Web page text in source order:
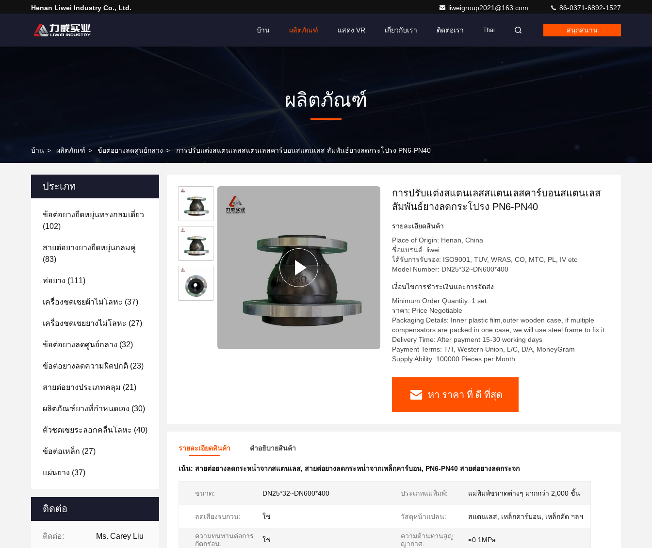
Henan Liwei Industry Co., Ltd. liweigroup2021@163.com 86-0371-6892-1527
บ้าน ผลิตภัณฑ์ แสดง VR เกี่ยวกับเรา ติดต่อเรา Thai สนุกสนาน
ผลิตภัณฑ์
บ้าน > ผลิตภัณฑ์ > ข้อต่อยางลดศูนย์กลาง > การปรับแต่งสแตนเลสสแตนเลสคาร์บอนสแตนเลส สัมพันธ์ยางลดกระโปรง PN6-PN40
ประเภท
ข้อต่อยางยืดหยุ่นทรงกลมเดี่ยว
(102)
สายต่อยางยางยืดหยุ่นกลมคู่
(83)
ท่อยาง (111)
เครื่องชดเชยผ้าไม่โลหะ (37)
เครื่องชดเชยยางไม่โลหะ (27)
ข้อต่อยางลดศูนย์กลาง (32)
ข้อต่อยางลดความผิดปกติ (23)
สายต่อยางประเภทคลุม (21)
ผลิตภัณฑ์ยางที่กําหนดเอง (30)
ตัวชดเชยระลอกคลื่นโลหะ (40)
ข้อต่อเหล็ก (27)
แผ่นยาง (37)
ติดต่อ
ติดต่อ: Ms. Carey Liu
การปรับแต่งสแตนเลสสแตนเลสคาร์บอนสแตนเลส
สัมพันธ์ยางลดกระโปรง PN6-PN40
รายละเอียดสินค้า
Place of Origin: Henan, China
ชื่อแบรนด์: liwei
ได้รับการรับรอง: ISO9001, TUV, WRAS, CO, MTC, PL, IV etc
Model Number: DN25*32~DN600*400
เงื่อนไขการชําระเงินและการจัดส่ง
Minimum Order Quantity: 1 set
ราคา: Price Negotiable
Packaging Details: Inner plastic film,outer wooden case, if multiple
compensators are packed in one case, we will use steel frame to fix it.
Delivery Time: After payment 15-30 working days
Payment Terms: T/T, Western Union, L/C, D/A, MoneyGram
Supply Ability: 100000 Pieces per Month
หา ราคา ที่ ดี ที่สุด
รายละเอียดสินค้า คําอธิบายสินค้า
เน้น: สายต่อยางลดกระหน่ําจากสแตนเลส, สายต่อยางลดกระหน่ําจากเหล็กคาร์บอน, PN6-PN40 สายต่อยางลดกระจก
ขนาด: DN25*32~DN600*400 ประเภทแม่พิมพ์: แม่พิมพ์ขนาดต่างๆ มากกว่า 2,000 ชิ้น
ลดเสียงรบกวน: ใช่ วัสดุหน้าแปลน: สแตนเลส, เหล็กคาร์บอน, เหล็กดัด ฯลฯ
ความทนทานต่อการ
กัดกร่อน:
ใช่
ความต้านทานสูญ
ญากาศ:
≤0.1MPa